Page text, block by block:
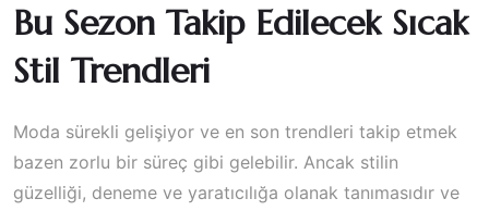
Bu Sezon Takip Edilecek Sıcak
Stil Trendleri
Moda sürekli gelişiyor ve en son trendleri takip etmek
bazen zorlu bir süreç gibi gelebilir. Ancak stilin
güzelliği, deneme ve yaratıcılığa olanak tanımasıdır ve